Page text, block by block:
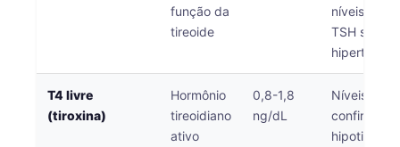
função da
tireoide
níveis
TSH
T4 livre
(tiroxina)
Hormônio
tireoidiano
ativo
0,8-1,8
ng/dL
Níveis
confirmam
Magyar